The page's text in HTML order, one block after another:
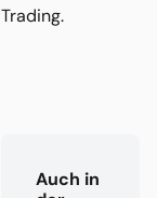
Trading.
Auch in